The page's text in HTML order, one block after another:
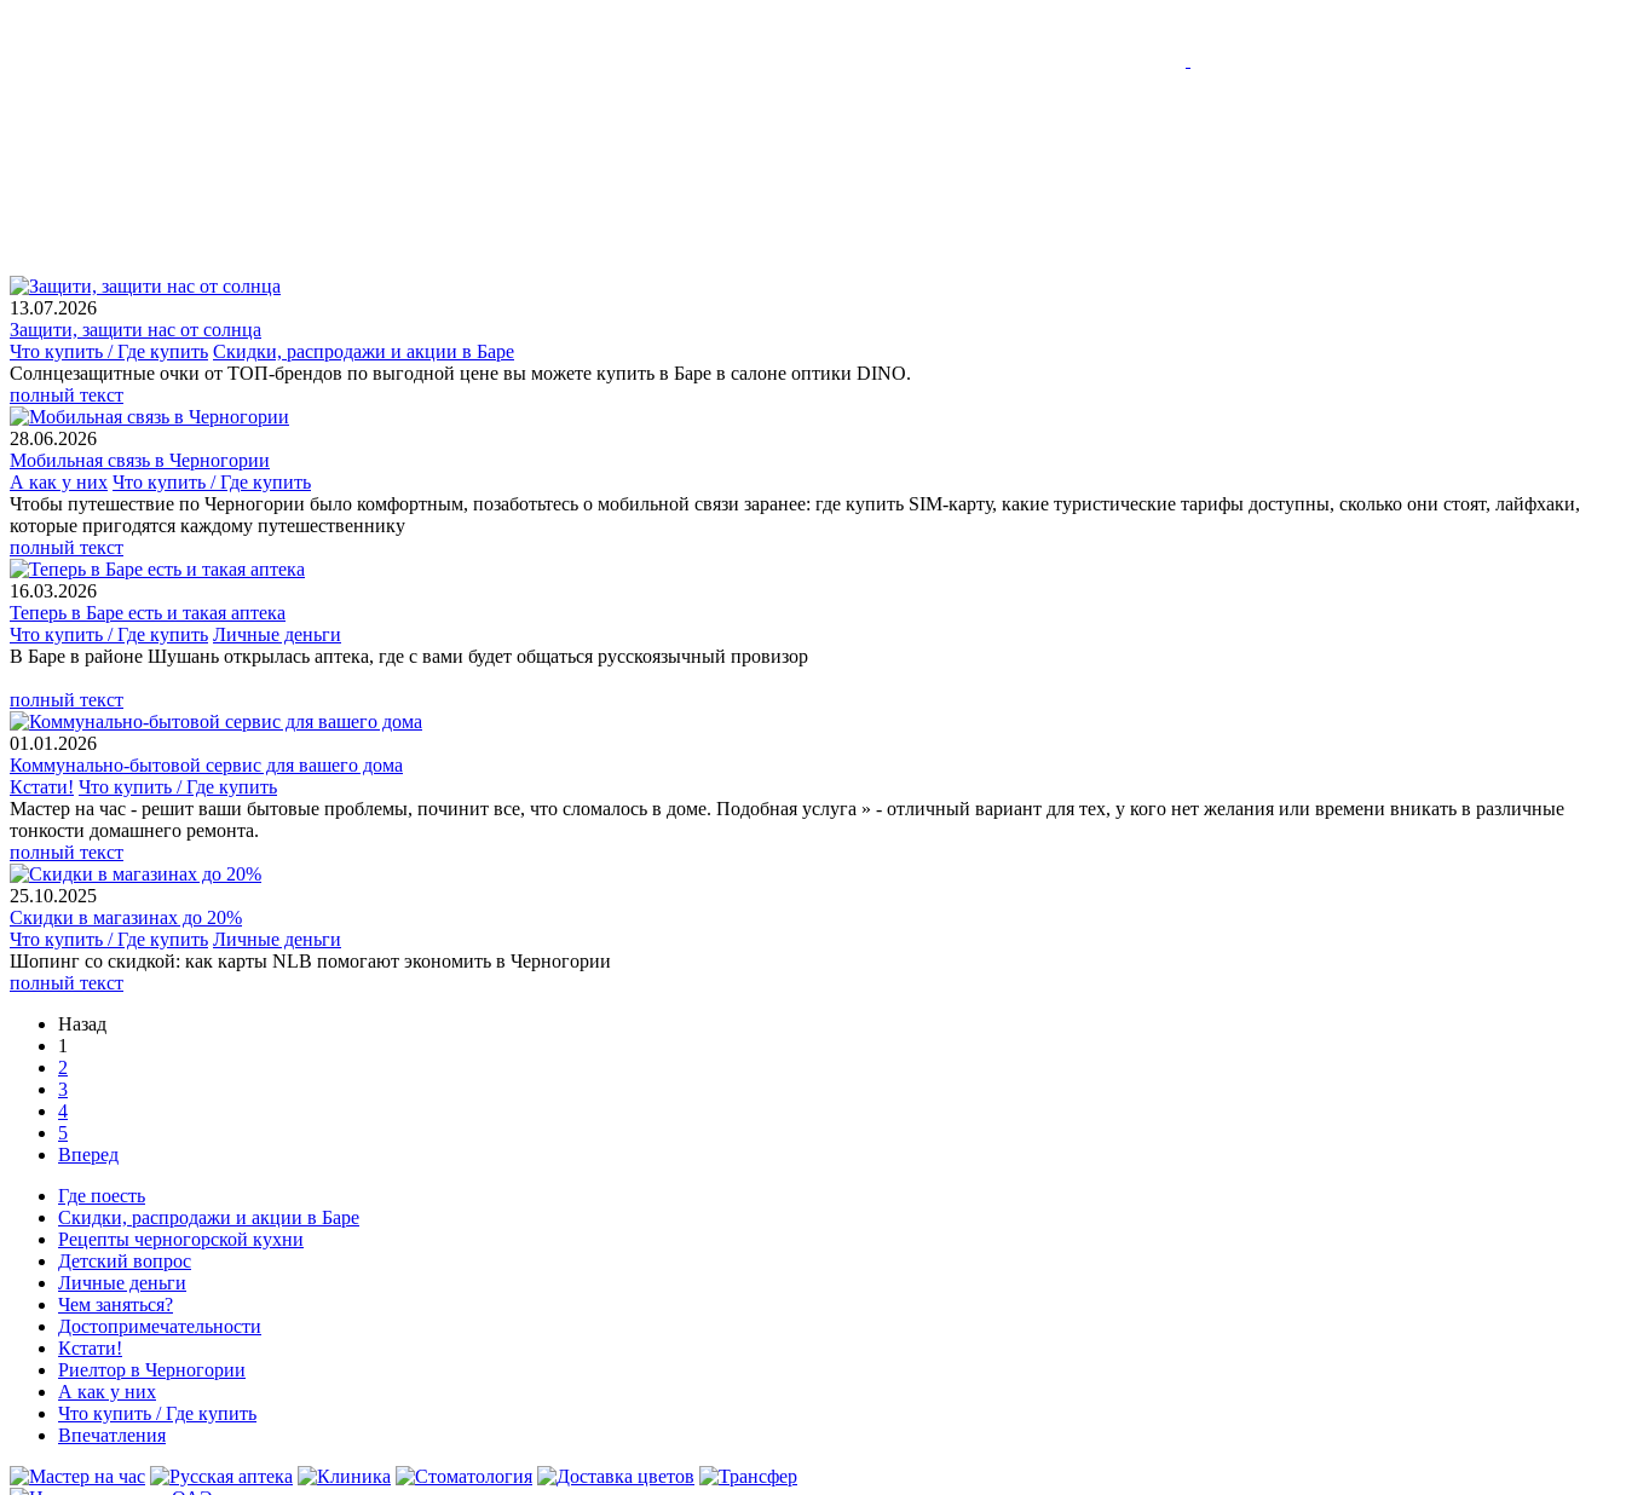
13.07.2026
Защити, защити нас от солнца
Что купить / Где купить Скидки, распродажи и акции в Баре
Солнцезащитные очки от ТОП-брендов по выгодной цене вы можете купить в Баре в салоне оптики DINO.
полный текст
28.06.2026
Мобильная связь в Черногории
А как у них Что купить / Где купить
Чтобы путешествие по Черногории было комфортным, позаботьтесь о мобильной связи заранее: где купить SIM-карту, какие туристические тарифы доступны, сколько они стоят, лайфхаки,
которые пригодятся каждому путешественнику
полный текст
16.03.2026
Теперь в Баре есть и такая аптека
Что купить / Где купить Личные деньги
В Баре в районе Шушань открылась аптека, где с вами будет общаться русскоязычный провизор
полный текст
01.01.2026
Коммунально-бытовой сервис для вашего дома
Кстати! Что купить / Где купить
Мастер на час - решит ваши бытовые проблемы, починит все, что сломалось в доме. Подобная услуга » - отличный вариант для тех, у кого нет желания или времени вникать в различные
тонкости домашнего ремонта.
полный текст
25.10.2025
Скидки в магазинах до 20%
Что купить / Где купить Личные деньги
Шопинг со скидкой: как карты NLB помогают экономить в Черногории
полный текст
Назад
1
2
3
4
5
Вперед
Где поесть
Скидки, распродажи и акции в Баре
Рецепты черногорской кухни
Детский вопрос
Личные деньги
Чем заняться?
Достопримечательности
Кстати!
Риелтор в Черногории
А как у них
Что купить / Где купить
Впечатления